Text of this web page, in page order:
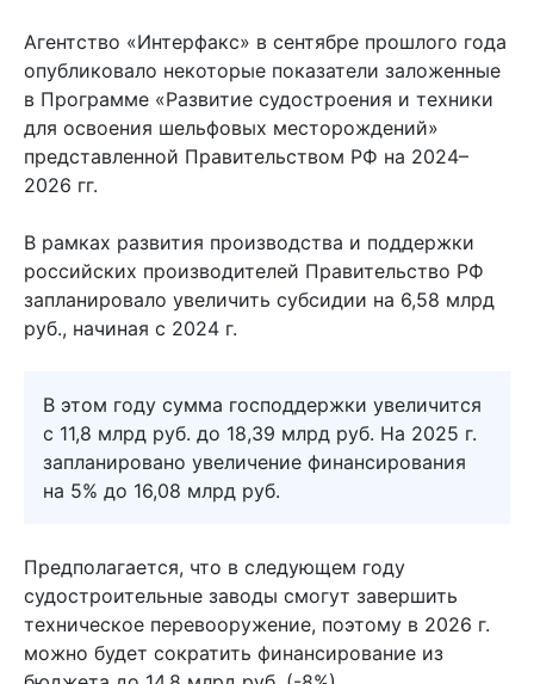
Агентство «Интерфакс» в сентябре прошлого года
опубликовало некоторые показатели заложенные
в Программе «Развитие судостроения и техники
для освоения шельфовых месторождений»
представленной Правительством РФ на 2024–
2026 гг.
В рамках развития производства и поддержки
российских производителей Правительство РФ
запланировало увеличить субсидии на 6,58 млрд
руб., начиная с 2024 г.
В этом году сумма господдержки увеличится
с 11,8 млрд руб. до 18,39 млрд руб. На 2025 г.
запланировано увеличение финансирования
на 5% до 16,08 млрд руб.
Предполагается, что в следующем году
судостроительные заводы смогут завершить
техническое перевооружение, поэтому в 2026 г.
можно будет сократить финансирование из